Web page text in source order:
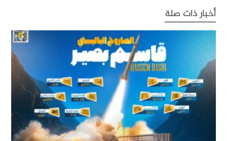
أخبار ذات صلة